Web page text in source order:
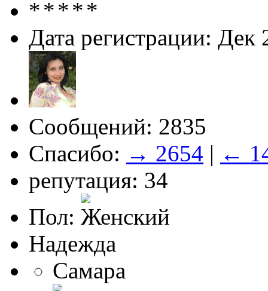
Дата регистрации: Дек
Сообщений: 2835
Спасибо: → 2654 | ←
репутация: 34
Пол:
Надежда
Самара